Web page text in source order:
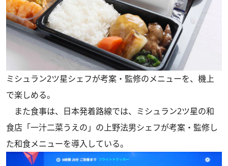
ミシュラン2ツ星シェフが考案・監修のメニューを、機上
で楽しめる。
また食事は、日本発着路線では、ミシュラン2ツ星の和
食店「一汁二菜うえの」の上野法男シェフが考案・監修し
た和食メニューを導入している。